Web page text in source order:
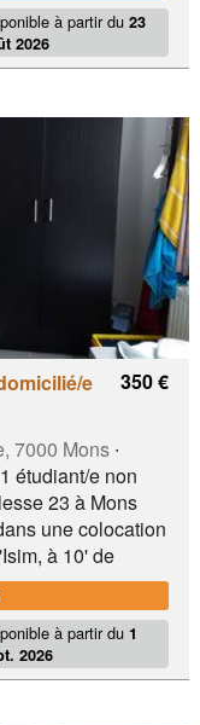
à partir du23
2026
e
7000 Mons∙
étudiant/e non
23 à Mons
une colocation
à 10' de
l'EI, proche d'un
salon
possibles.
en règle de
à partir du1
2026
350 €